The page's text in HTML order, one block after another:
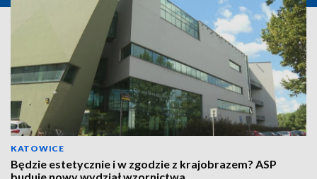
KATOWICE
Będzie estetycznie i w zgodzie z krajobrazem? ASP